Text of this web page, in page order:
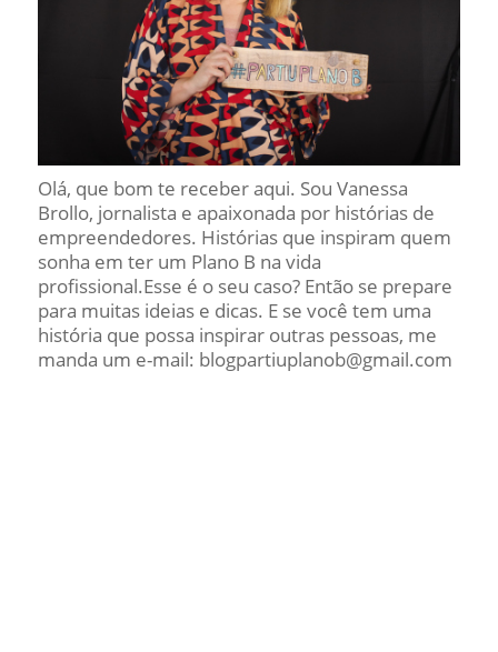
Olá, que bom te receber aqui. Sou Vanessa
Brollo, jornalista e apaixonada por histórias de
empreendedores. Histórias que inspiram quem
sonha em ter um Plano B na vida
profissional.Esse é o seu caso? Então se prepare
para muitas ideias e dicas. E se você tem uma
história que possa inspirar outras pessoas, me
manda um e-mail: blogpartiuplanob@gmail.com